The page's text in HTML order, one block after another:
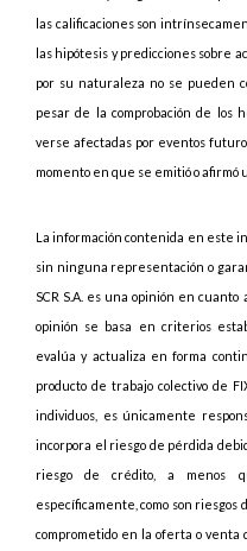
las calificaciones son
las hipótesis y predicciones sobre
por su naturaleza no se pueden
pesar de la comprobación de los
verse afectadas por eventos
momento en que se emitió o afirmó
La información contenida en este
sin ninguna representación o
SCR S.A. es una opinión en
opinión se basa en criterios
evalúa y actualiza en forma
producto de trabajo colectivo de
individuos, es únicamente
incorpora el riesgo de pérdida
riesgo de crédito, a menos
específicamente, como son riesgos
comprometido en la oferta o venta